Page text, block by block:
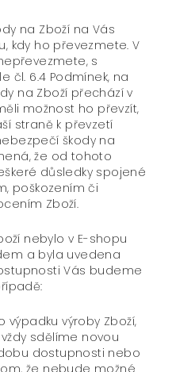
na Zboží na Vás
kdy ho převezmete. V
s
čl. 6.4 Podmínek, na
na Zboží přechází v
možnost ho převzít,
straně k převzetí
škody na
že od tohoto
důsledky spojené
poškozením či
Zboží.
nebylo v E-shopu
a byla uvedena
Vás budeme
výroby Zboží,
sdělíme novou
dostupnosti nebo
že nebude možné